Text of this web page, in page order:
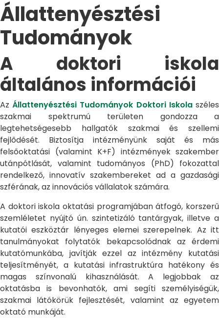
Állattenyésztési
Tudományok
A doktori iskola
általános információi
AzÁllattenyésztési Tudományok Doktori Iskolaszéles
szakmai spektrumú területen gondozza a
legtehetségesebb hallgatók szakmai és szellemi
fejlődését. Biztosítja intézményünk saját és más
felsőoktatási (valamint K+F) intézmények szakember
utánpótlását, valamint tudományos (PhD) fokozattal
rendelkező, innovatív szakembereket ad a gazdasági
szférának, az innovációs vállalatok számára.
A doktori iskola oktatási programjában átfogó, korszerű
szemléletet nyújtó ún. szintetizáló tantárgyak, illetve a
kutatói eszköztár lényeges elemei szerepelnek. Az itt
tanulmányokat folytatók bekapcsolódnak az érdemi
kutatómunkába, javítják ezzel az intézmény kutatási
teljesítményét, a kutatási infrastruktúra hatékony és
magas színvonalú kihasználását. A legjobbak az
oktatásba is bevonhatók, ami segíti személyiségük,
szakmai látókörük fejlesztését, valamint az egyetem
oktató munkáját.